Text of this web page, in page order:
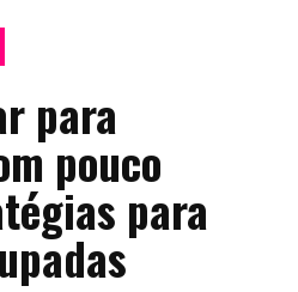
para
pouco
para